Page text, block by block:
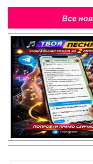
Все